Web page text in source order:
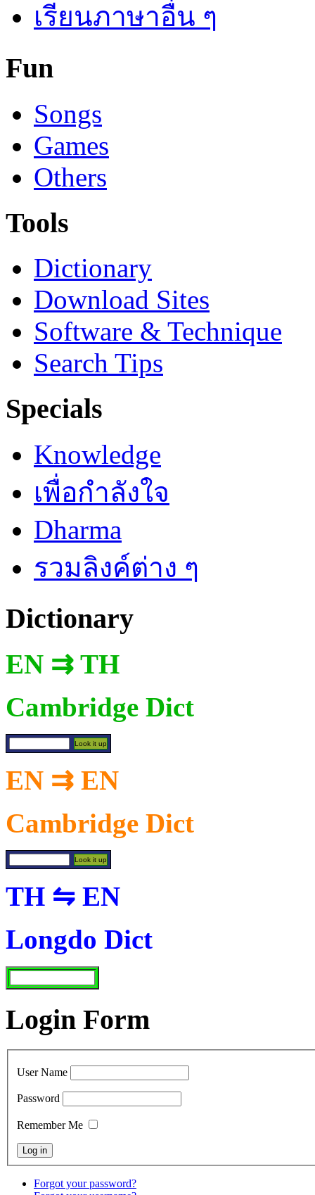
เรียนภาษาอื่น ๆ
Fun
Songs
Games
Others
Tools
Dictionary
Download Sites
Software & Technique
Search Tips
Specials
Knowledge
เพื่อกำลังใจ
Dharma
รวมลิงค์ต่าง ๆ
Dictionary
EN ⇉ TH
Cambridge Dict
EN ⇉ EN
Cambridge Dict
TH ⇋ EN
Longdo Dict
Login Form
User Name
Password
Remember Me
Forgot your password?